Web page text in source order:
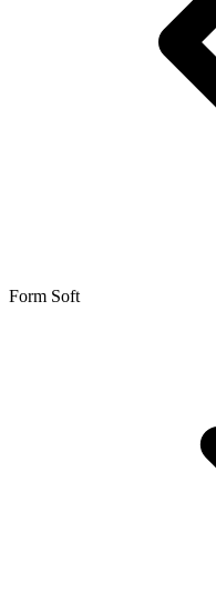
Form Soft